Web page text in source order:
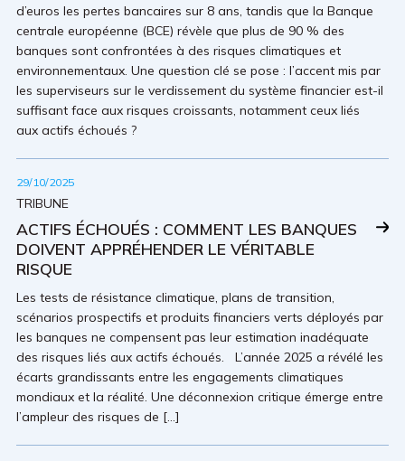
d’euros les pertes bancaires sur 8 ans, tandis que la Banque
centrale européenne (BCE) révèle que plus de 90 % des
banques sont confrontées à des risques climatiques et
environnementaux. Une question clé se pose : l’accent mis par
les superviseurs sur le verdissement du système financier est-il
suffisant face aux risques croissants, notamment ceux liés
aux actifs échoués ?
29/10/2025
TRIBUNE
ACTIFS ÉCHOUÉS : COMMENT LES BANQUES
DOIVENT APPRÉHENDER LE VÉRITABLE
RISQUE
Les tests de résistance climatique, plans de transition,
scénarios prospectifs et produits financiers verts déployés par
les banques ne compensent pas leur estimation inadéquate
des risques liés aux actifs échoués. L’année 2025 a révélé les
écarts grandissants entre les engagements climatiques
mondiaux et la réalité. Une déconnexion critique émerge entre
l’ampleur des risques de […]